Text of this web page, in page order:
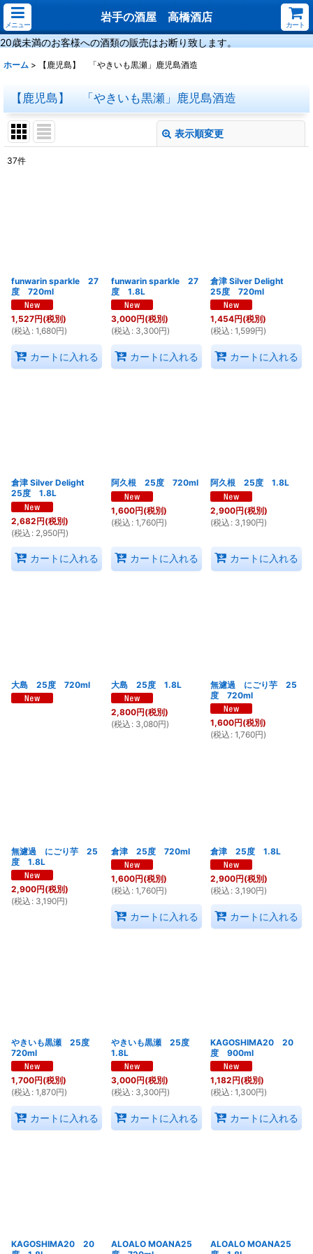
メニュー
岩手の酒屋 高橋酒店
カート
20歳未満のお客様への酒類の販売はお断り致します。
ホーム > 【鹿児島】 「やきいも黒瀬」鹿児島酒造
【鹿児島】 「やきいも黒瀬」鹿児島酒造
表示順変更
絞り込む
37件
funwarin sparkle 27
度 720ml
1,527円(税別)
(税込 : 1,680円)
カートに入れる
funwarin sparkle 27
度 1.8L
3,000円(税別)
(税込 : 3,300円)
カートに入れる
倉津 Silver Delight
25度 720ml
1,454円(税別)
(税込 : 1,599円)
カートに入れる
倉津 Silver Delight
25度 1.8L
2,682円(税別)
(税込 : 2,950円)
カートに入れる
阿久根 25度 720ml
1,600円(税別)
(税込 : 1,760円)
カートに入れる
阿久根 25度 1.8L
2,900円(税別)
(税込 : 3,190円)
カートに入れる
大島 25度 720ml 大島 25度 1.8L
2,800円(税別)
(税込 : 3,080円)
無濾過 にごり芋 25
度 720ml
1,600円(税別)
(税込 : 1,760円)
無濾過 にごり芋 25
度 1.8L
2,900円(税別)
(税込 : 3,190円)
倉津 25度 720ml
1,600円(税別)
(税込 : 1,760円)
カートに入れる
倉津 25度 1.8L
2,900円(税別)
(税込 : 3,190円)
カートに入れる
やきいも黒瀬 25度
720ml
1,700円(税別)
(税込 : 1,870円)
カートに入れる
やきいも黒瀬 25度
1.8L
3,000円(税別)
(税込 : 3,300円)
カートに入れる
KAGOSHIMA20 20
度 900ml
1,182円(税別)
(税込 : 1,300円)
カートに入れる
KAGOSHIMA20 20
ALOALO MOANA25
ALOALO MOANA25